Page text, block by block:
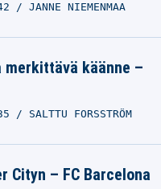
JANNE NIEMENMAA
käänne –
SALTTU FORSSTRÖM
Cityn – FC Barcelona